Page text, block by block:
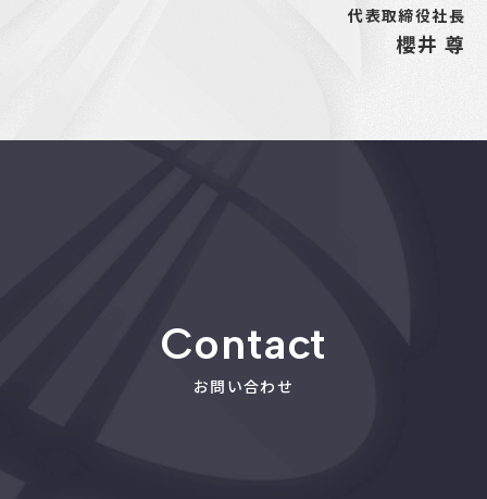
代表取締役社長
櫻井 尊
Contact
お問い合わせ